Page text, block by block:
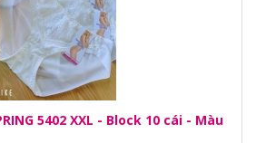
5402 XXL - Block 10 cái - Màu